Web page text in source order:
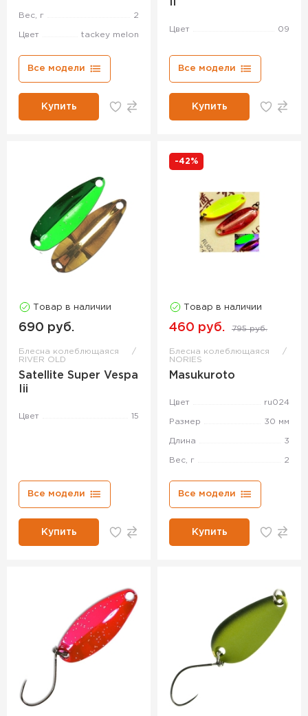
Вес, г 2
Цвет tackey melon
Все модели
Купить
Цвет 09
Все модели
Купить
Товар в наличии
690 руб.
Блесна колеблющаяся
RIVER OLD
Satellite Super Vespa
Iii
Цвет 15
Все модели
Купить
-42%
Товар в наличии
460 руб. 795 руб.
Блесна колеблющаяся
NORIES
Masukuroto
Цвет ru024
Размер 30 мм
Длина 3
Вес, г 2
Все модели
Купить